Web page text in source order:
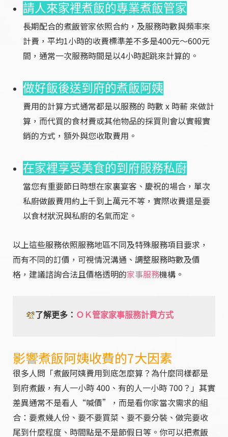
請人來家裡煮飯的專業煮飯管家
長期配合的煮飯管家依照合約，及服務時數與頻率來
計費，平均1小時的收費標準差不多是400元～600元
間，通常一次服務時間是以4小時起跳來計算的。
做好飯後送到府的煮飯阿姨
費用的計算方式通常都是以服務的 時數 x 時薪 來做計
算，而代買的食材費或其他物品的採買則會以實報實
銷的方式，額外與您收取費用。
在家裡享受美食的到府服務私廚
當您有重要節日時想在家裏宴客、慶祝的場合，單次
私廚做飯費用約上千到上萬元不等，實際收費還是要
以食材狀況與私廚的名氣而定。
以上這些服務依照服務地區不同及特殊服務項目要求，
而有不同的訂價，可視情況溝通、調整服務時數及價
格，建議諮詢合法且價格透明的家事服務機構。
了解更多： ＯＫ管家家事服務計費方式
影響煮飯阿姨收費的7大因素
很多人問「煮飯阿姨費用到底怎麼算？為什麼同樣都是
到府煮飯，有人一小時 400、有的人一小時 700？」其實
差異通常不是看人“喊價”，而是看你家當次需求的組
合：要煮幾人份、要不要買菜、要不要分裝、做完要收
尾到什麼程度、時間點是不是節假日等。你可以把煮飯